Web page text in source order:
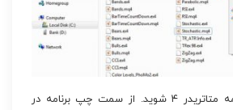
وارد صفحه اصلی برنامه متاتریدر ۴ شوید. از سمت چپ برنامه در